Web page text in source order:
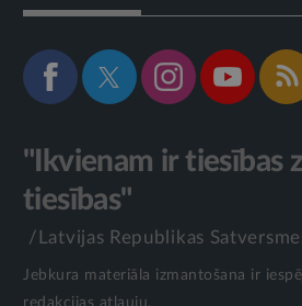
"Ikvienam ir tiesības
tiesības"
/Latvijas Republikas
Jebkura materiāla izmantošana ir
redakcijas atļauju.